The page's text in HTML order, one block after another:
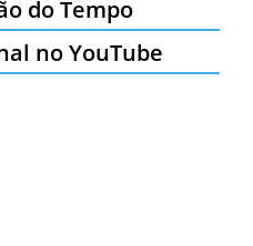
do Tempo
no YouTube